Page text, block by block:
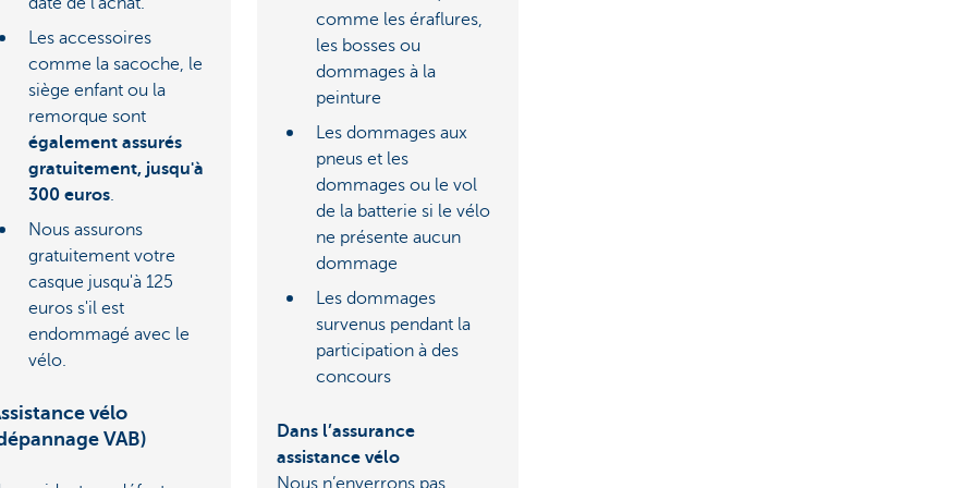
Les accessoires
comme la sacoche, le
siège enfant ou la
remorque sont
également assurés
gratuitement, jusqu'à
300 euros.
Nous assurons
gratuitement votre
casque jusqu'à 125
euros s'il est
endommagé avec le
vélo.
vélo
VAB)
comme les éraflures,
les bosses ou
dommages à la
peinture
Les dommages aux
pneus et les
dommages ou le vol
de la batterie si le vélo
ne présente aucun
dommage
Les dommages
survenus pendant la
participation à des
concours
Dans l’assurance
assistance vélo
Nous n’enverrons pas